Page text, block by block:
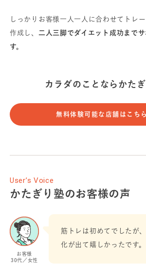
しっかりお客様一人一人に合わせてトレ
作成し、
二人三脚でダイエット成功まで
す。
カラダのことならかたぎ
無料体験可能な店舗はこち
User’s Voice
かたぎり塾のお客様の声
お客様
30代／女性
筋トレは初めてでしたが
化が出て嬉しかったです。